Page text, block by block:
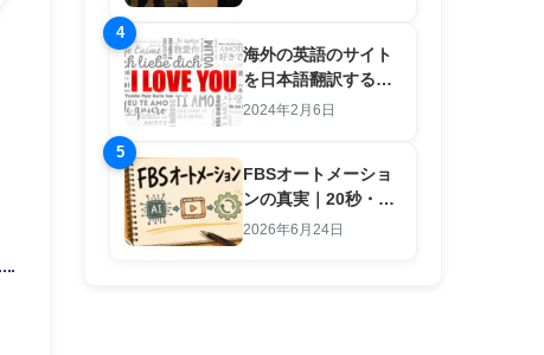
4
海外の英語のサイト
を日本語翻訳するツ
ール
2024年2月6日
5
FBSオートメーショ
ンの真実｜20秒・1
行入力で副業労働を
2026年6月24日